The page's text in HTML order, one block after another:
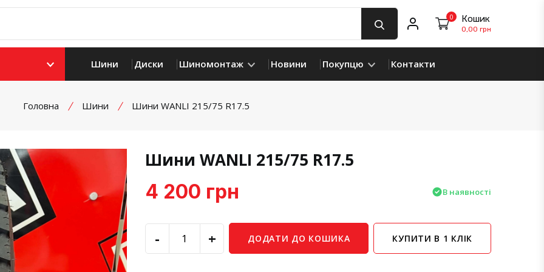
Мій профіль
0 Кошик
0,00 грн
Шини Диски Шиномонтаж Новини Покупцю Контакти
Головна Шини Шини WANLI 215/75 R17.5
Шини WANLI 215/75 R17.5
4 200 грн В наявності
- + ДОДАТИ ДО КОШИКА КУПИТИ В 1 КЛІК